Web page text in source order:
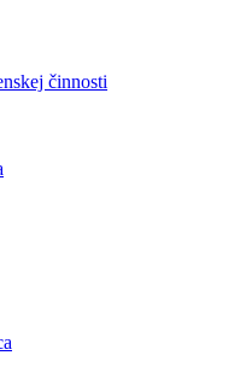
činnosti